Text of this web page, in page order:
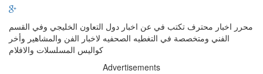
محرر اخبار محترف تكتب في عن اخبار دول التعاون الخليجي وفي القسم
الفني ومتخصصة في التغطيه الصحفيه لاخبار الفن والمشاهير وأخر
كواليس المسلسلات والافلام
Advertisements